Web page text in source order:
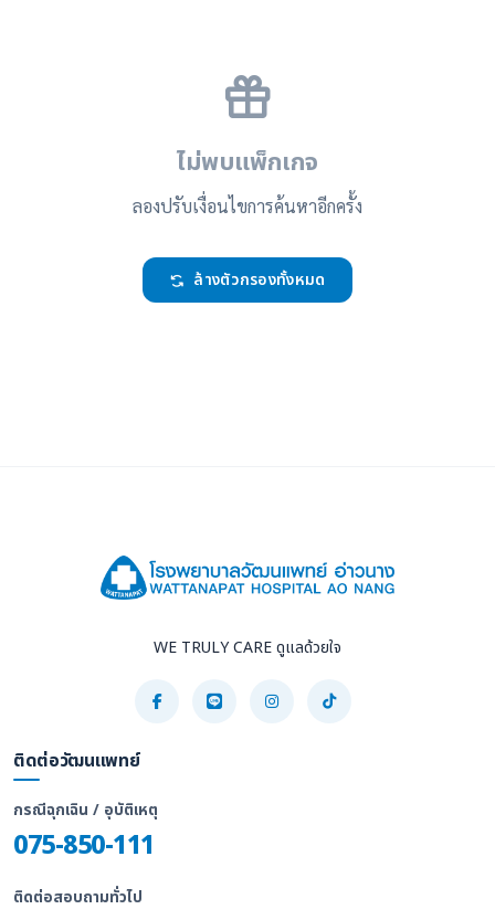
ไม่พบแพ็กเกจ
ลองปรับเงื่อนไขการค้นหาอีกครั้ง
ล้างตัวกรองทั้งหมด
WE TRULY CARE ดูแลด้วยใจ
ติดต่อวัฒนแพทย์
กรณีฉุกเฉิน / อุบัติเหตุ
075-850-111
ติดต่อสอบถามทั่วไป